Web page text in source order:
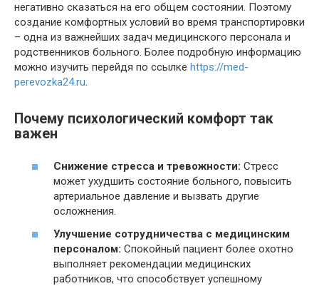
негативно сказаться на его общем состоянии. Поэтому
создание комфортных условий во время транспортировки
– одна из важнейших задач медицинского персонала и
родственников больного. Более подробную информацию
можно изучить перейдя по ссылке https://med-
perevozka24.ru.
Почему психологический комфорт так
важен
Снижение стресса и тревожности: Стресс
может ухудшить состояние больного, повысить
артериальное давление и вызвать другие
осложнения.
Улучшение сотрудничества с медицинским
персоналом: Спокойный пациент более охотно
выполняет рекомендации медицинских
работников, что способствует успешному